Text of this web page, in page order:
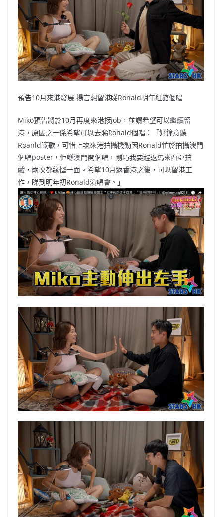
預告10月來港發展 揚言想留港睇Ronald明年紅館個唱
Miko預告將於10月再度來港接job，並謂希望可以繼續留
港，原因之一係希望可以去睇Ronald個唱：「好鐘意聽
Roanld嘅歌，可惜上次來港拍攝機動因Ronald忙於拍攝澳門
個唱poster，佢喺澳門開個唱，剛巧我要趕返馬來西亞拍
戲，兩次都緣慳一面。希望10月返香港之後，可以留港工
作，睇到明年初Ronald演唱會。」